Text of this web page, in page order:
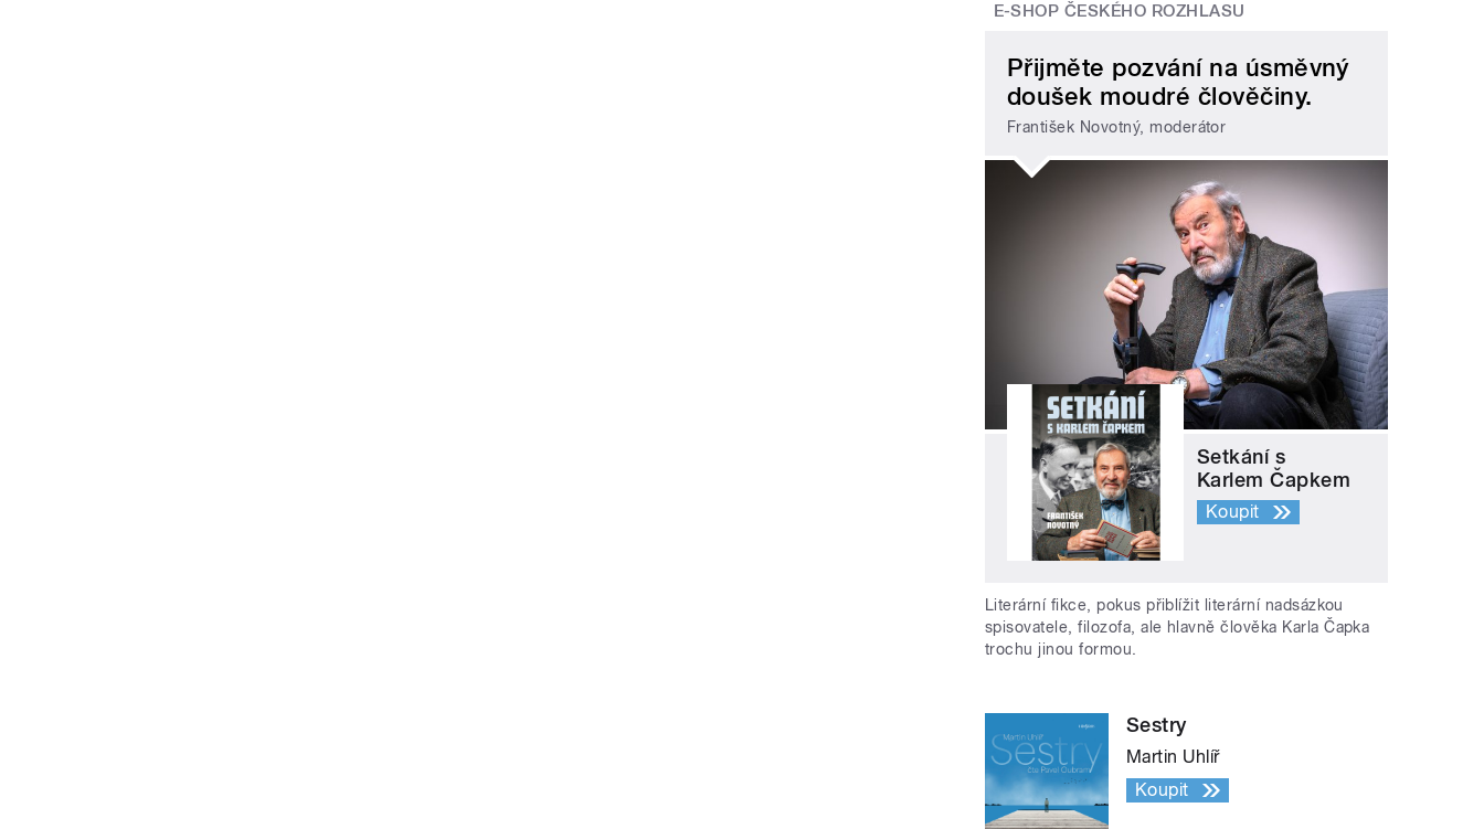
E-SHOP ČESKÉHO ROZHLASU
Přijměte pozvání na úsměvný
doušek moudré člověčiny.
František Novotný, moderátor
Setkání s
Karlem Čapkem
Koupit
Literární fikce, pokus přiblížit literární nadsázkou
spisovatele, filozofa, ale hlavně člověka Karla Čapka
trochu jinou formou.
Sestry
Martin Uhlíř
Koupit